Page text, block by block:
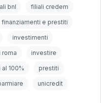
bnl filiali credem
finanziamenti e prestiti
investimenti
roma investire
al 100% prestiti
unicredit